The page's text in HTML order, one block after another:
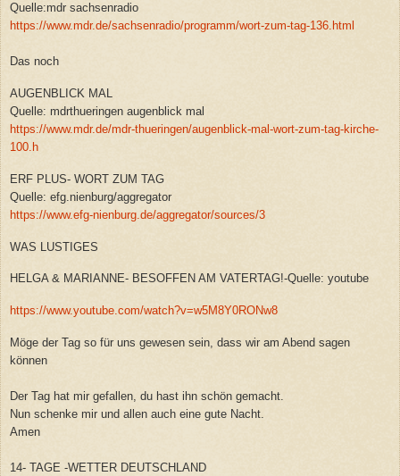
Quelle:mdr sachsenradio
https://www.mdr.de/sachsenradio/programm/wort-zum-tag-136.html
Das noch
AUGENBLICK MAL
Quelle: mdrthueringen augenblick mal
https://www.mdr.de/mdr-thueringen/augenblick-mal-wort-zum-tag-kirche-
100.h
ERF PLUS- WORT ZUM TAG
Quelle: efg.nienburg/aggregator
https://www.efg-nienburg.de/aggregator/sources/3
WAS LUSTIGES
HELGA & MARIANNE- BESOFFEN AM VATERTAG!-Quelle: youtube
https://www.youtube.com/watch?v=w5M8Y0RONw8
Möge der Tag so für uns gewesen sein, dass wir am Abend sagen
können
Der Tag hat mir gefallen, du hast ihn schön gemacht.
Nun schenke mir und allen auch eine gute Nacht.
Amen
14- TAGE -WETTER DEUTSCHLAND